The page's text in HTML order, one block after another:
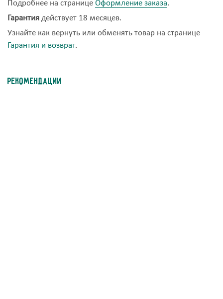
Подробнее на странице Оформление заказа.
Гарантия действует 18 месяцев.
Узнайте как вернуть или обменять товар на странице
Гарантия и возврат.
Рекомендации